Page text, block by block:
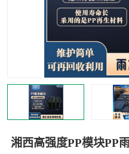
湘西高强度PP模块PP
雨水收集回用装置
智能一体化灌溉泵房
水面垃圾清理装置
一体化泵闸